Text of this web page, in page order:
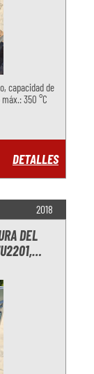
capacidad de
350 °C
DETALLES
2018
DEL